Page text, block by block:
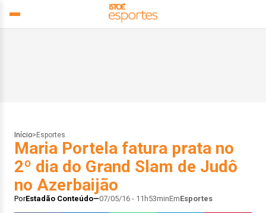
Início> Esportes
Maria Portela fatura prata no
2º dia do Grand Slam de Judô
no Azerbaijão
PorEstadão Conteúdo 07/05/16 - 11h53minEmEsportes